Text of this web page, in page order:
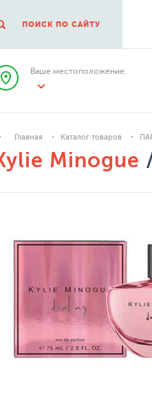
ПОИСК ПО САЙТУ
Ваше местоположение:
Главная Каталог товаров
Minogue